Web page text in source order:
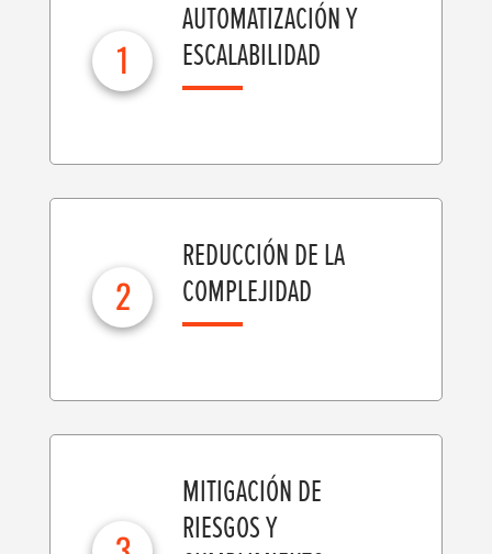
AUTOMATIZACIÓN Y
ESCALABILIDAD
1
REDUCCIÓN DE LA
COMPLEJIDAD
2
MITIGACIÓN DE
RIESGOS Y